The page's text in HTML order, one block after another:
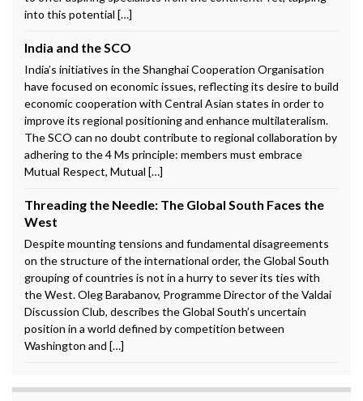
into this potential […]
India and the SCO
India’s initiatives in the Shanghai Cooperation Organisation
have focused on economic issues, reflecting its desire to build
economic cooperation with Central Asian states in order to
improve its regional positioning and enhance multilateralism.
The SCO can no doubt contribute to regional collaboration by
adhering to the 4 Ms principle: members must embrace
Mutual Respect, Mutual […]
Threading the Needle: The Global South Faces the
West
Despite mounting tensions and fundamental disagreements
on the structure of the international order, the Global South
grouping of countries is not in a hurry to sever its ties with
the West. Oleg Barabanov, Programme Director of the Valdai
Discussion Club, describes the Global South’s uncertain
position in a world defined by competition between
Washington and […]